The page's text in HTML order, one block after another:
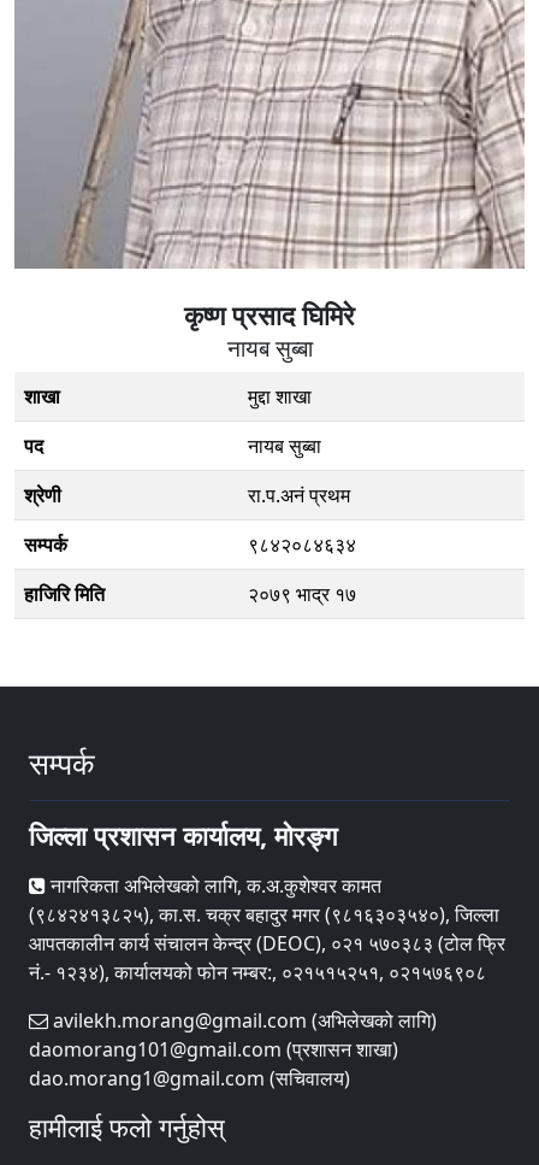
कृष्ण प्रसाद घिमिरे
नायब सुब्बा
शाखा
मुद्दा शाखा
पद
नायब सुब्बा
श्रेणी
रा.प.अनं प्रथम
सम्पर्क
९८४२०८४६३४
हाजिरि मिति
२०७९ भाद्र १७
सम्पर्क
जिल्ला प्रशासन कार्यालय, मोरङ्ग
नागरिकता अभिलेखको लागि, क.अ.कुशेश्वर कामत
(९८४२४१३८२५), का.स. चक्र बहादुर मगर (९८१६३०३५४०), जिल्ला
आपतकालीन कार्य संचालन केन्द्र (DEOC), ०२१ ५७०३८३ (टोल फ्रि
नं.- १२३४), कार्यालयको फोन नम्बर:, ०२१५१५२५१, ०२१५७६९०८
avilekh.morang@gmail.com (अभिलेखको लागि)
daomorang101@gmail.com (प्रशासन शाखा)
dao.morang1@gmail.com (सचिवालय)
हामीलाई फलो गर्नुहोस्